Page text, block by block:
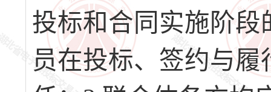
投标和合同实施阶
员在投标、签约与